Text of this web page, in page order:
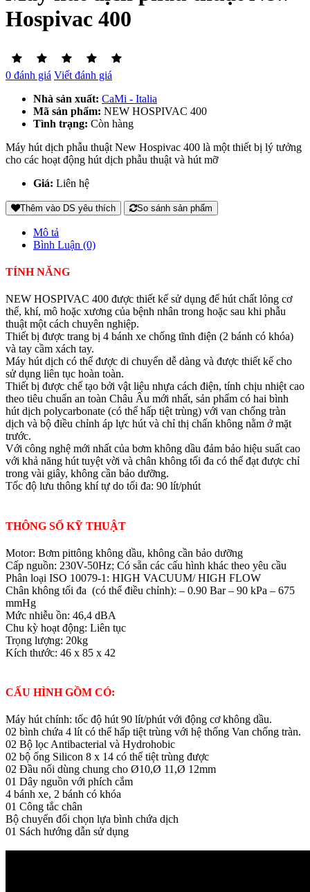
Hospivac 400
0 đánh giá Viết đánh giá
Nhà sản xuất: CaMi - Italia
Mã sản phẩm: NEW HOSPIVAC 400
Tình trạng: Còn hàng
Máy hút dịch phẫu thuật New Hospivac 400 là một thiết bị lý tưởng
cho các hoạt động hút dịch phẫu thuật và hút mỡ
Giá: Liên hệ
Thêm vào DS yêu thích So sánh sản phẩm
Mô tả
Bình Luận (0)
TÍNH NĂNG
NEW HOSPIVAC 400 được thiết kế sử dụng để hút chất lỏng cơ
thể, khí, mô hoặc xương của bệnh nhân trong hoặc sau khi phẫu
thuật một cách chuyên nghiệp.
Thiết bị được trang bị 4 bánh xe chống tĩnh điện (2 bánh có khóa)
và tay cầm xách tay.
Máy hút dịch có thể được di chuyển dễ dàng và được thiết kế cho
sử dụng liên tục hoàn toàn.
Thiết bị được chế tạo bởi vật liệu nhựa cách điện, tính chịu nhiệt cao
theo tiêu chuẩn an toàn Châu Âu mới nhất, sản phẩm có hai bình
hút dịch polycarbonate (có thể hấp tiệt trùng) với van chống tràn
dịch và bộ điều chỉnh áp lực hút và chỉ thị chấn không nằm ở mặt
trước.
Với công nghệ mới nhất của bơm không dầu đảm bảo hiệu suất cao
với khả năng hút tuyệt vời và chân không tối đa có thể đạt được chỉ
trong vài giây, không cần bảo dưỡng.
Tốc độ lưu thông khí tự do tối đa: 90 lít/phút
THÔNG SỐ KỸ THUẬT
Motor: Bơm pittông không dầu, không cần bảo dưỡng
Cấp nguồn: 230V-50Hz; Có sẵn các cấu hình khác theo yêu cầu
Phân loại ISO 10079-1: HIGH VACUUM/ HIGH FLOW
Chân không tối đa (có thể điều chỉnh): – 0.90 Bar – 90 kPa – 675
mmHg
Mức nhiễu ồn: 46,4 dBA
Chu kỳ hoạt động: Liên tục
Trọng lượng: 20kg
Kích thước: 46 x 85 x 42
CẤU HÌNH GỒM CÓ:
Máy hút chính: tốc độ hút 90 lít/phút với động cơ không dầu.
02 bình chứa 4 lít có thể hấp tiệt trùng với hệ thống Van chống tràn.
02 Bộ lọc Antibacterial và Hydrohobic
02 bộ ống Silicon 8 x 14 có thể tiệt trùng được
02 Đầu nối dùng chung cho Ø10,Ø 11,Ø 12mm
01 Dây nguồn với phích cắm
4 bánh xe, 2 bánh có khóa
01 Công tắc chân
Bộ chuyển đổi chọn lựa bình chứa dịch
01 Sách hướng dẫn sử dụng